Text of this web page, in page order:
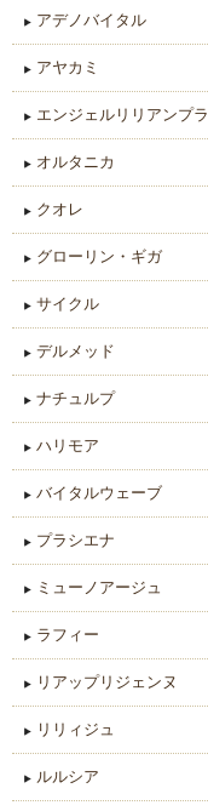
アデノバイタル
アヤカミ
エンジェルリリアンプ
オルタニカ
クオレ
グローリン・ギガ
サイクル
デルメッド
ナチュルプ
ハリモア
バイタルウェーブ
プラシエナ
ミューノアージュ
ラフィー
リアップリジェンヌ
リリィジュ
ルルシア